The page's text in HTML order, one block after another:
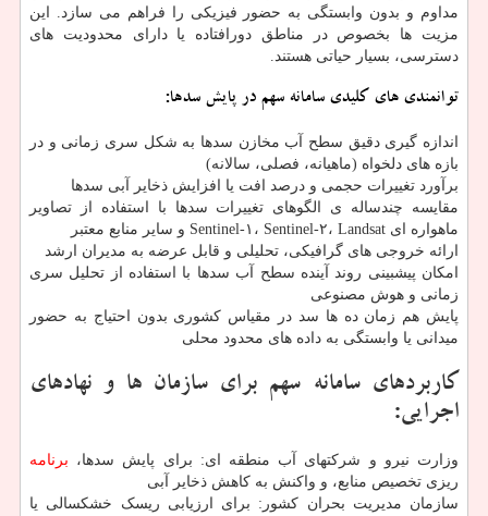
مداوم و بدون وابستگی به حضور فیزیکی را فراهم می سازد. این
مزیت ها بخصوص در مناطق دورافتاده یا دارای محدودیت های
دسترسی، بسیار حیاتی هستند.
توانمندی های کلیدی سامانه سهم در پایش سدها:
اندازه گیری دقیق سطح آب مخازن سدها به شکل سری زمانی و در
بازه های دلخواه (ماهیانه، فصلی، سالانه)
برآورد تغییرات حجمی و درصد افت یا افزایش ذخایر آبی سدها
مقایسه چندساله ی الگوهای تغییرات سدها با استفاده از تصاویر
ماهواره ای Sentinel-۱، Sentinel-۲، Landsat و سایر منابع معتبر
ارائه خروجی های گرافیکی، تحلیلی و قابل عرضه به مدیران ارشد
امکان پیشبینی روند آینده سطح آب سدها با استفاده از تحلیل سری
زمانی و هوش مصنوعی
پایش هم زمان ده ها سد در مقیاس کشوری بدون احتیاج به حضور
میدانی یا وابستگی به داده های محدود محلی
کاربردهای سامانه سهم برای سازمان ها و نهادهای
اجرایی:
وزارت نیرو و شرکتهای آب منطقه ای: برای پایش سدها، برنامه
ریزی تخصیص منابع، و واکنش به کاهش ذخایر آبی
سازمان مدیریت بحران کشور: برای ارزیابی ریسک خشکسالی یا